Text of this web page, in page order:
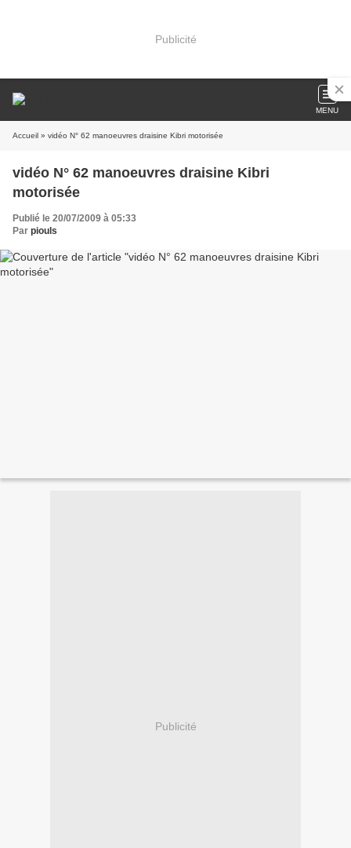
Publicité
MENU
Accueil » vidéo N° 62 manoeuvres draisine Kibri motorisée
vidéo N° 62 manoeuvres draisine Kibri
motorisée
Publié le 20/07/2009 à 05:33
Par piouls
Publicité